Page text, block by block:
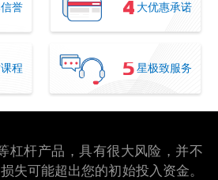
誉 大优惠承诺
程 星极致服务
杠杆产品，具有很大风险，并不
失可能超出您的初始投入资金。